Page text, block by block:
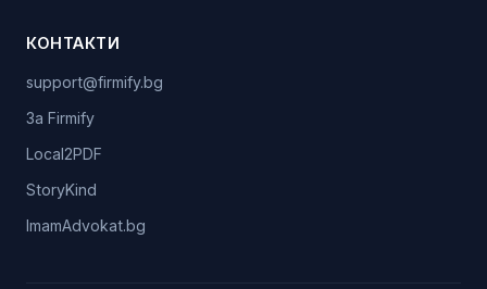
КОНТАКТИ
support@firmify.bg
За Firmify
Local2PDF
StoryKind
ImamAdvokat.bg